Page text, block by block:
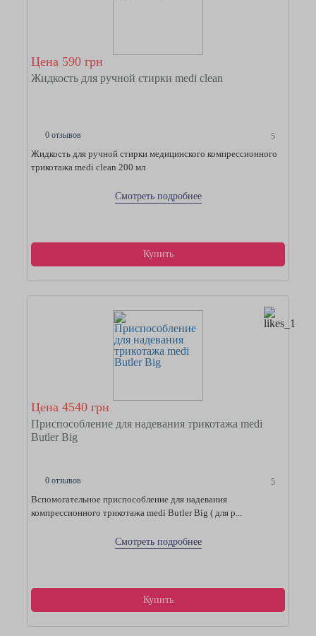
Цена 590 грн
Жидкость для ручной стирки medi clean
0 отзывов 5
Жидкость для ручной стирки медицинского компрессионного
трикотажа medi clean 200 мл
Смотреть подробнее
Купить
Цена 4540 грн
Приспособление для надевания трикотажа medi
Butler Big
0 отзывов 5
Вспомогательное приспособление для надевания
компрессионного трикотажа medi Butler Big ( для р...
Смотреть подробнее
Купить